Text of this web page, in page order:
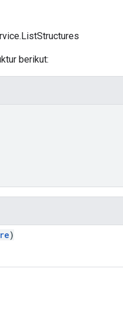
berikut:
)